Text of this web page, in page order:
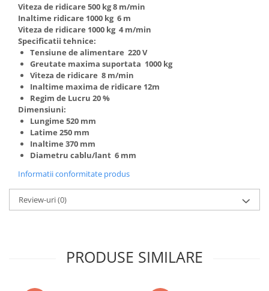
Viteza de ridicare 500 kg 8 m/min
Inaltime ridicare 1000 kg 6 m
Viteza de ridicare 1000 kg 4 m/min
Specificatii tehnice:
Tensiune de alimentare 220 V
Greutate maxima suportata 1000 kg
Viteza de ridicare 8 m/min
Inaltime maxima de ridicare 12m
Regim de Lucru 20 %
Dimensiuni:
Lungime 520 mm
Latime 250 mm
Inaltime 370 mm
Diametru cablu/lant 6 mm
Informatii conformitate produs
Review-uri(0)
PRODUSE SIMILARE